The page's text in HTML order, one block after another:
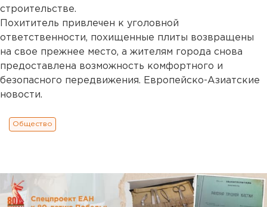
строительстве.
Похититель привлечен к уголовной
ответственности, похищенные плиты возвращены
на свое прежнее место, а жителям города снова
предоставлена возможность комфортного и
безопасного передвижения. Европейско-Азиатские
новости.
Общество